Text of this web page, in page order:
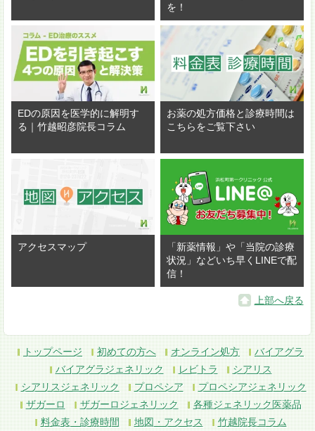
を！
EDの原因を医学的に解明す
る｜竹越昭彦院長コラム
お薬の処方価格と診療時間は
こちらをご覧下さい
アクセスマップ
「新薬情報」や「当院の診療
状況」などいち早くLINEで配
信！
上部へ戻る
トップページ 初めての方へ オンライン処方
バイアグラ
バイアグラジェネリック
レビトラ
シアリス
シアリスジェネリック
プロペシア
プロペシアジェネリック
ザガーロ
ザガーロジェネリック
各種ジェネリック医薬品
料金表・診療時間
地図・アクセス 竹越院長コラム